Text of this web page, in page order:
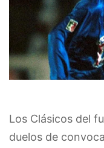
Los Clásicos del
duelos de